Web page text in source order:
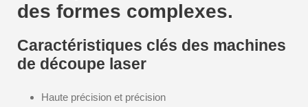
des formes complexes.
Caractéristiques clés des machines
de découpe laser
Haute précision et précision